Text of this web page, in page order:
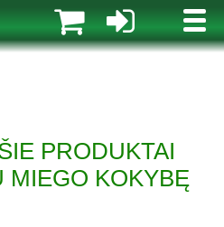
MENIU
PRODUKTAI
MIEGO KOKYBĘ